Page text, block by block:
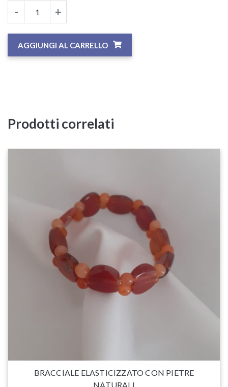
- +
AGGIUNGI AL CARRELLO
Prodotti correlati
BRACCIALE ELASTICIZZATO CON PIETRE
NATURALI